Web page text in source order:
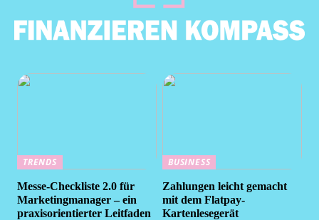
TRENDS
Messe-Checkliste 2.0 für
Marketingmanager – ein
praxisorientierter Leitfaden
BUSINESS
Zahlungen leicht gemacht
mit dem Flatpay-
Kartenlesegerät